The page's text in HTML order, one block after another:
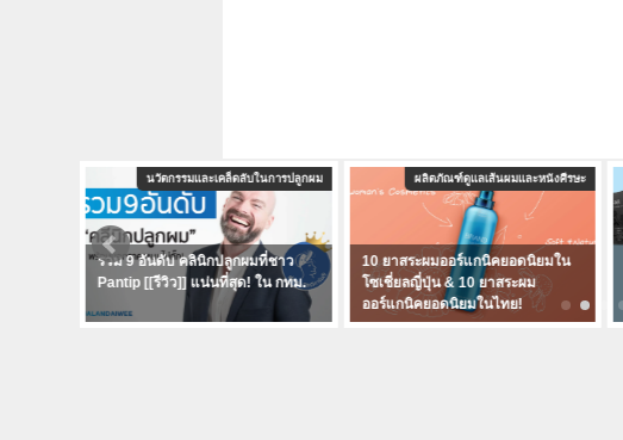
นวัตกรรมและเคล็ดลับในการปลูกผม
รวม 9 อันดับ คลินิกปลูกผมที่ชาว
Pantip [[รีวิว]] แน่นที่สุด! ใน กทม.
ผลิตภัณฑ์ดูแลเส้นผมและหนังศีรษะ
10 ยาสระผมออร์แกนิคยอดนิยมใน
โซเชี่ยลญี่ปุ่น & 10 ยาสระผม
ออร์แกนิคยอดนิยมในไทย!